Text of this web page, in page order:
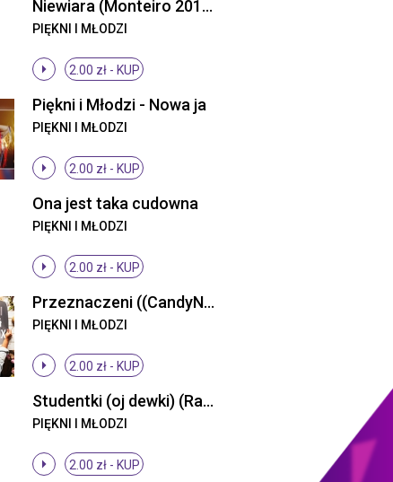
Niewiara (Monteiro 2013 Remix)
PIĘKNI I MŁODZI
2.00 zł - KUP
Piękni i Młodzi - Nowa ja
PIĘKNI I MŁODZI
2.00 zł - KUP
Ona jest taka cudowna
PIĘKNI I MŁODZI
2.00 zł - KUP
Przeznaczeni ((CandyNoize & Fair Play Remix))
PIĘKNI I MŁODZI
2.00 zł - KUP
Studentki (oj dewki) (Radio Edit)
PIĘKNI I MŁODZI
2.00 zł - KUP